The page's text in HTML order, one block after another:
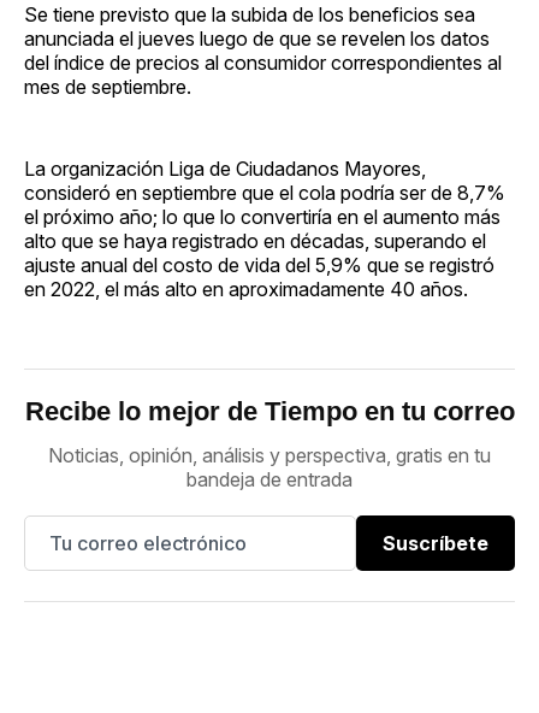
Se tiene previsto que la subida de los beneficios sea
anunciada el jueves luego de que se revelen los datos
del índice de precios al consumidor correspondientes al
mes de septiembre.
La organización Liga de Ciudadanos Mayores,
consideró en septiembre que el cola podría ser de 8,7%
el próximo año; lo que lo convertiría en el aumento más
alto que se haya registrado en décadas, superando el
ajuste anual del costo de vida del 5,9% que se registró
en 2022, el más alto en aproximadamente 40 años.
Recibe lo mejor de Tiempo en tu correo
Noticias, opinión, análisis y perspectiva, gratis en tu
bandeja de entrada
Suscríbete